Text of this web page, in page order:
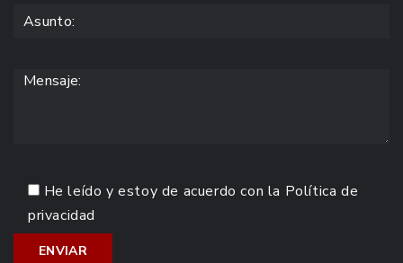
He leído y estoy de acuerdo con la Política de
privacidad